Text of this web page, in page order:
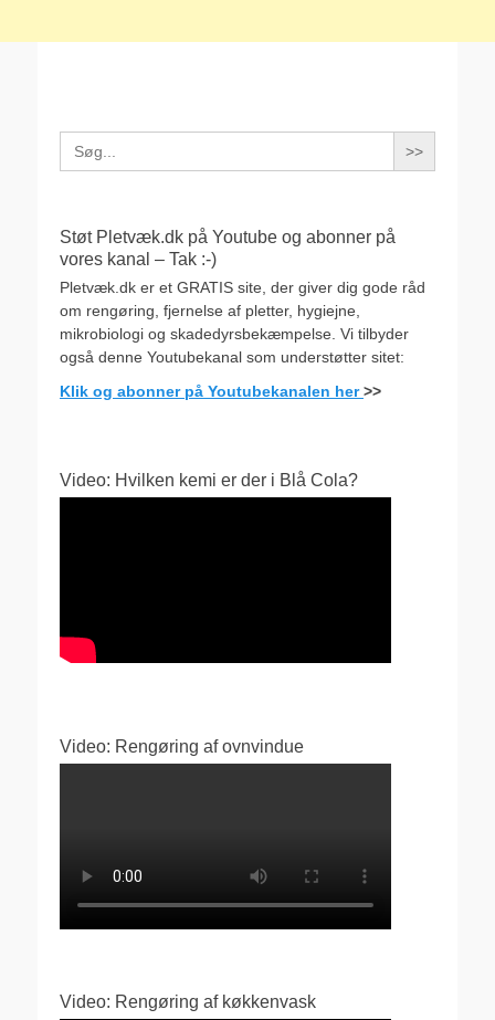
Search
for:
Støt Pletvæk.dk på Youtube og abonner på
vores kanal – Tak :-)
Pletvæk.dk er et GRATIS site, der giver dig gode råd
om rengøring, fjernelse af pletter, hygiejne,
mikrobiologi og skadedyrsbekæmpelse. Vi tilbyder
også denne Youtubekanal som understøtter sitet:
Klik og abonner på Youtubekanalen her>>
Video: Hvilken kemi er der i Blå Cola?
Video: Rengøring af ovnvindue
Video: Rengøring af køkkenvask